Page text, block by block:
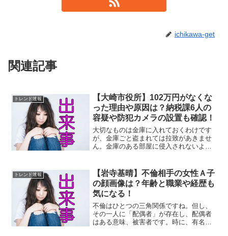
ichikawa-get
関連記事
トレンド速報
【大崎市役所】102万円がなくな
った理由や原因は？納税課6人の
容疑や防犯カメラの設置も確認！
大切なものは金庫に入れておくわけです
が、金庫ごと盗まれては拉致があきませ
ん。金庫のある部屋に侵入されないよう
円」が月曜日に開けてみると、なくなっ
ていた！という出来事が...
トレンド速報
【岩寺基晴】不倫相手の女性Ａ子
の顔画像は？年齢と職業や経歴も
気になる！
不倫はひとつの三角関係ですね。但し、
その一人に「配偶者」が存在し、配偶者
はある意味、被害者です。時に、有名人